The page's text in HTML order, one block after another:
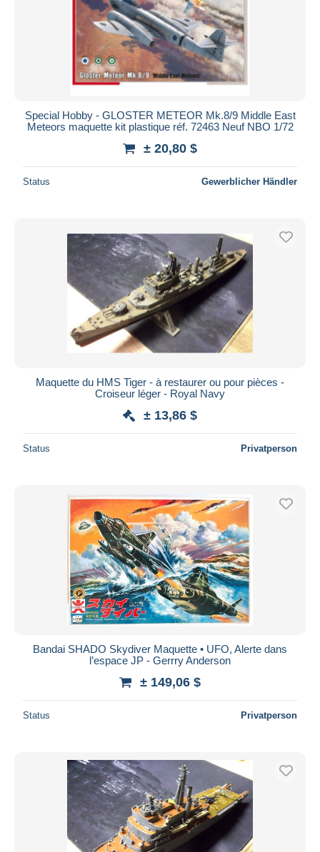
Special Hobby - GLOSTER METEOR Mk.8/9 Middle East
Meteors maquette kit plastique réf. 72463 Neuf NBO 1/72
± 20,80 $
Status Gewerblicher Händler
Maquette du HMS Tiger - à restaurer ou pour pièces -
Croiseur léger - Royal Navy
± 13,86 $
Status Privatperson
Bandai SHADO Skydiver Maquette • UFO, Alerte dans
l’espace JP - Gerrry Anderson
± 149,06 $
Status Privatperson